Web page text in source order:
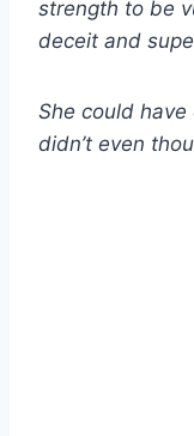
strength to be
deceit and
She could
didn’t even